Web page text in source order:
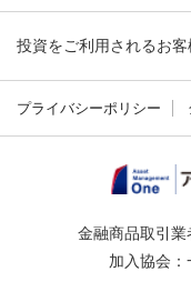
投資をご利用されるお
プライバシーポリシー
金融商品取引
加入協会